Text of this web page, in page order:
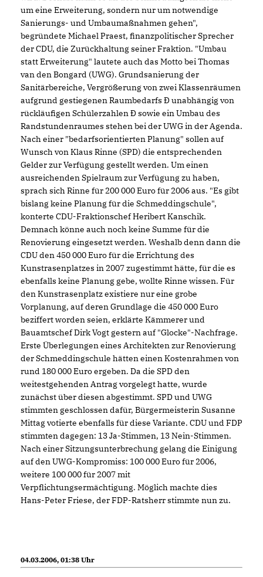
um eine Erweiterung, sondern nur um notwendige
Sanierungs- und Umbaumaßnahmen gehen",
begründete Michael Praest, finanzpolitischer Sprecher
der CDU, die Zurückhaltung seiner Fraktion. "Umbau
statt Erweiterung" lautete auch das Motto bei Thomas
van den Bongard (UWG). Grundsanierung der
Sanitärbereiche, Vergrößerung von zwei Klassenräumen
aufgrund gestiegenen Raumbedarfs Ð unabhängig von
rückläufigen Schülerzahlen Ð sowie ein Umbau des
Randstundenraumes stehen bei der UWG in der Agenda.
Nach einer "bedarfsorientierten Planung" sollen auf
Wunsch von Klaus Rinne (SPD) die entsprechenden
Gelder zur Verfügung gestellt werden. Um einen
ausreichenden Spielraum zur Verfügung zu haben,
sprach sich Rinne für 200 000 Euro für 2006 aus. "Es gibt
bislang keine Planung für die Schmeddingschule",
konterte CDU-Fraktionschef Heribert Kanschik.
Demnach könne auch noch keine Summe für die
Renovierung eingesetzt werden. Weshalb denn dann die
CDU den 450 000 Euro für die Errichtung des
Kunstrasenplatzes in 2007 zugestimmt hätte, für die es
ebenfalls keine Planung gebe, wollte Rinne wissen. Für
den Kunstrasenplatz existiere nur eine grobe
Vorplanung, auf deren Grundlage die 450 000 Euro
beziffert worden seien, erklärte Kämmerer und
Bauamtschef Dirk Vogt gestern auf "Glocke"-Nachfrage.
Erste Überlegungen eines Architekten zur Renovierung
der Schmeddingschule hätten einen Kostenrahmen von
rund 180 000 Euro ergeben. Da die SPD den
weitestgehenden Antrag vorgelegt hatte, wurde
zunächst über diesen abgestimmt. SPD und UWG
stimmten geschlossen dafür, Bürgermeisterin Susanne
Mittag votierte ebenfalls für diese Variante. CDU und FDP
stimmten dagegen: 13 Ja-Stimmen, 13 Nein-Stimmen.
Nach einer Sitzungsunterbrechung gelang die Einigung
auf den UWG-Kompromiss: 100 000 Euro für 2006,
weitere 100 000 für 2007 mit
Verpflichtungsermächtigung. Möglich machte dies
Hans-Peter Friese, der FDP-Ratsherr stimmte nun zu.
04.03.2006, 01:38 Uhr